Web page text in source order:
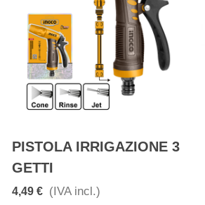
PISTOLA IRRIGAZIONE 3
GETTI
4,49 € (IVA incl.)